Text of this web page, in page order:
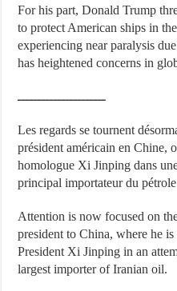
For his part, Donald Trump
to protect American ships in
experiencing near paralysis
has heightened concerns in
ــــــــــــــــــــــ
Les regards se tournent
président américain en Chine,
homologue Xi Jinping dans
principal importateur du
Attention is now focused on
president to China, where he
President Xi Jinping in an
largest importer of Iranian oil.